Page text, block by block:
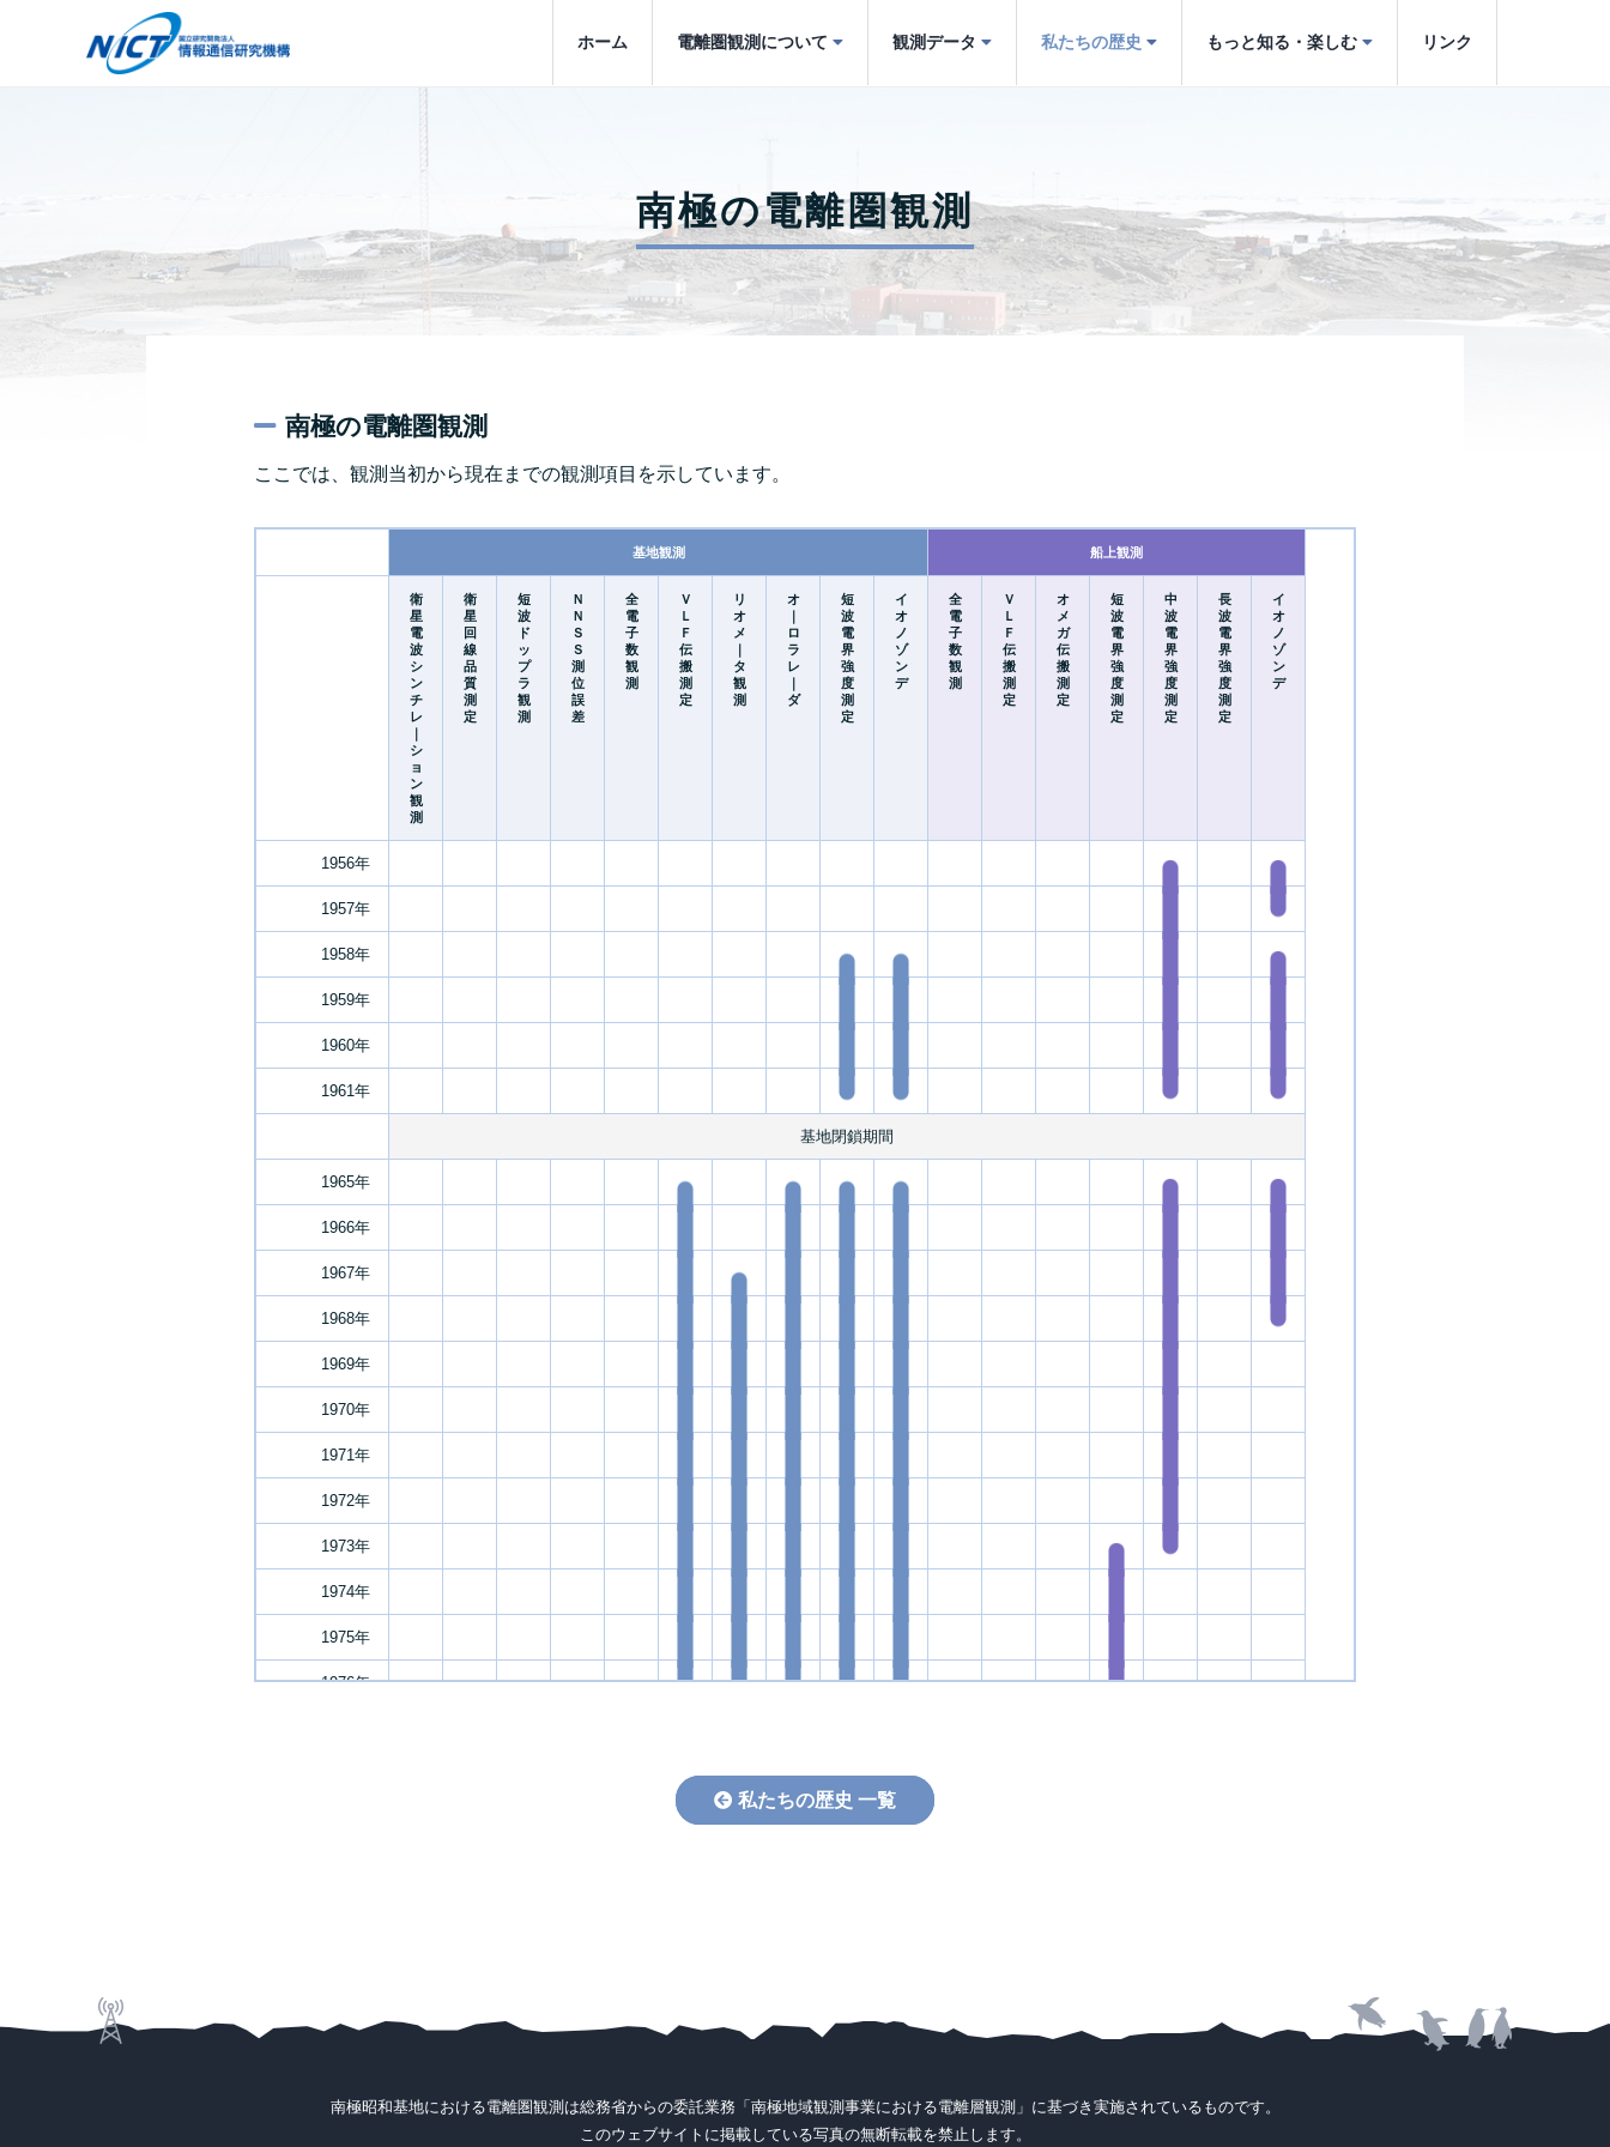
ホーム 電離圏観測について 観測データ 私たちの歴史 もっと知る・楽しむ リンク
南極の電離圏観測
南極の電離圏観測
ここでは、観測当初から現在までの観測項目を示しています。
基地観測 船上観測
衛
星
電
波
シ
ン
チ
レ
｜
シ
ョ
ン
観
測
衛
星
回
線
品
質
測
定
短
波
ド
ッ
プ
ラ
観
測
Ｎ
Ｎ
Ｓ
Ｓ
測
位
誤
差
全
電
子
数
観
測
Ｖ
Ｌ
Ｆ
伝
搬
測
定
リ
オ
メ
｜
タ
観
測
オ
｜
ロ
ラ
レ
｜
ダ
短
波
電
界
強
度
測
定
イ
オ
ノ
ゾ
ン
デ
全
電
子
数
観
測
Ｖ
Ｌ
Ｆ
伝
搬
測
定
オ
メ
ガ
伝
搬
測
定
短
波
電
界
強
度
測
定
中
波
電
界
強
度
測
定
長
波
電
界
強
度
測
定
イ
オ
ノ
ゾ
ン
デ
1956年
1957年
1958年
1959年
1960年
1961年
基地閉鎖期間
1965年
1966年
1967年
1968年
1969年
1970年
1971年
1972年
1973年
1974年
1975年
1976年
私たちの歴史 一覧
南極昭和基地における電離圏観測は総務省からの委託業務「南極地域観測事業における電離層観測」に基づき実施されているものです。
このウェブサイトに掲載している写真の無断転載を禁止します。